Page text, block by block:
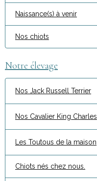
Naissance(s) à venir
Nos chiots
Notre élevage
Nos Jack Russell Terrier
Nos Cavalier King Charles
Les Toutous de la maison
Chiots nés chez nous.